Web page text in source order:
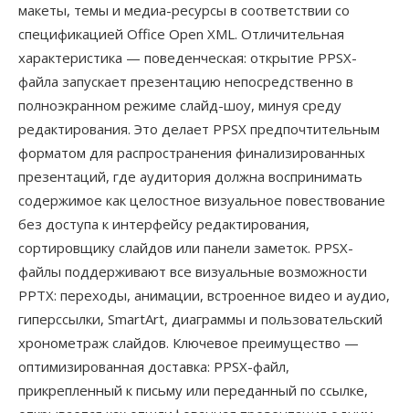
макеты, темы и медиа-ресурсы в соответствии со
спецификацией Office Open XML. Отличительная
характеристика — поведенческая: открытие PPSX-
файла запускает презентацию непосредственно в
полноэкранном режиме слайд-шоу, минуя среду
редактирования. Это делает PPSX предпочтительным
форматом для распространения финализированных
презентаций, где аудитория должна воспринимать
содержимое как целостное визуальное повествование
без доступа к интерфейсу редактирования,
сортировщику слайдов или панели заметок. PPSX-
файлы поддерживают все визуальные возможности
PPTX: переходы, анимации, встроенное видео и аудио,
гиперссылки, SmartArt, диаграммы и пользовательский
хронометраж слайдов. Ключевое преимущество —
оптимизированная доставка: PPSX-файл,
прикрепленный к письму или переданный по ссылке,